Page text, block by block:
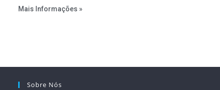
serviços, ampliar a participação da iniciativa privada,
Mais Informações »
Sobre Nós